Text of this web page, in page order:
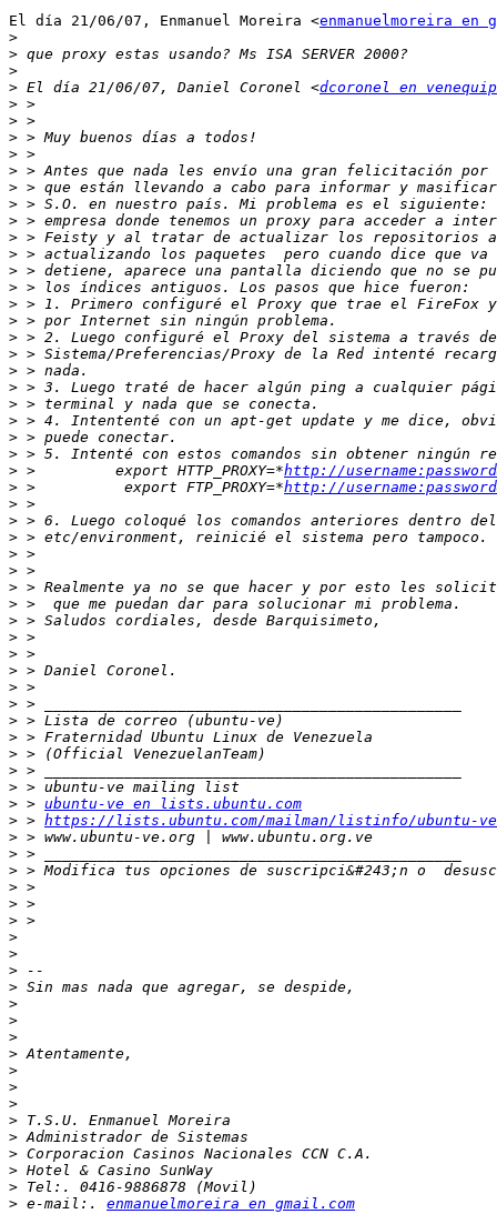
El día 21/06/07, Enmanuel Moreira <enmanuelmoreira en
>
>
>
> El día 21/06/07, Daniel Coronel <dcoronel en
>
>
>
>
>
>
>
>
>
>
>
>
>
>
>
>
>
>
>
>
>
>
> >         export HTTP_PROXY=*http://
> >          export FTP_PROXY=*http://
>
>
>
>
>
>
>
>
>
>
>
>
>
>
>
>
>
>
> > ubuntu-ve en lists.ubuntu.com
> > https://lists.ubuntu.com/mailman/listinfo/ubuntu-ve
>
>
> > Modifica tus opciones de suscripci&#243;n o
>
>
>
>
>
>
>
>
>
>
>
>
>
>
>
>
>
>
>
> e-mail:. enmanuelmoreira en gmail.com